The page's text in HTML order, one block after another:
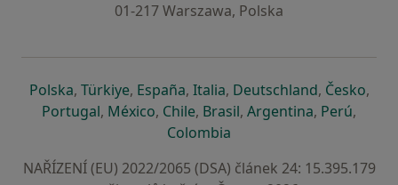
01-217 Warszawa, Polska
Polskase otevře v nové záložce
, Türkiyese otevře v nové záložce
, Españase otevře v nové záložce
, Italiase otevře v nové záložce
, Deutschlandse otevře v
, Českose
,
Portugalse otevře v nové záložce
, Méxicose otevře v nové záložce
, Chilese otevře v nové záložce
, Brasilse otevře v nové
, Argentinase otevře v
, Perúse
,
Colombia
NAŘÍZENÍ (EU) 2022/2065 (DSA) článek 24: 15.395.179